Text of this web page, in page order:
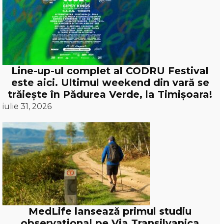
Line-up-ul complet al CODRU Festival
este aici. Ultimul weekend din vară se
trăiește în Pădurea Verde, la Timișoara!
iulie 31, 2026
MedLife lansează primul studiu